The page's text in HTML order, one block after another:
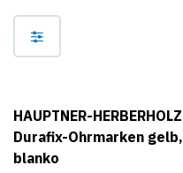
HAUPTNER-HERBERHOLZ
Durafix-Ohrmarken gelb,
blanko